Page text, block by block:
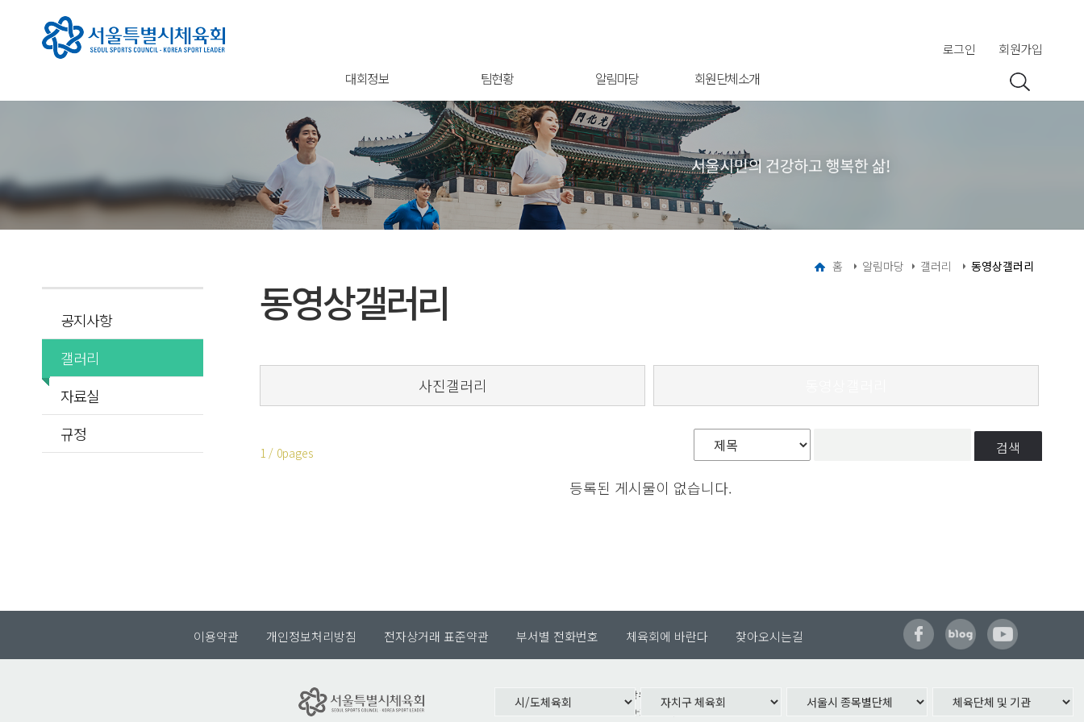
로그인 회원가입
대회정보 팀현황 알림마당 회원단체소개
홈 알림마당 갤러리 동영상갤러리
공지사항
갤러리
자료실
규정
동영상갤러리
사진갤러리
1 / 0pages 검색
등록된 게시물이 없습니다.
이용약관 개인정보처리방침 전자상거래 표준약관 부서별 전화번호 체육회에 바란다 찾아오시는길
서울특별시 중랑구 망우로 182(서울특별시 체육회)
대표전화. 02-490-2700 팩스. 02-490-2999